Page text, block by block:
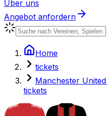
Über uns
Angebot anfordern
Home
tickets
Manchester
tickets